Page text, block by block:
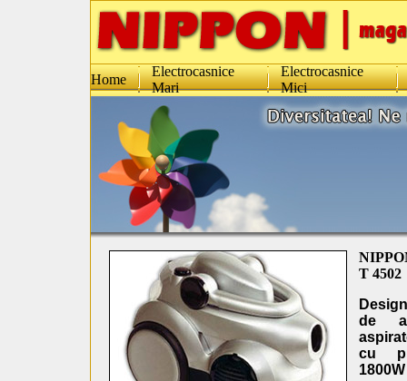
Home
Electrocasnice
Mari
Electrocasnice
Mici
T 4502
de
cu
1800W